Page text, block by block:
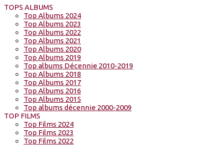
TOPS ALBUMS
Top Albums 2024
Top Albums 2023
Top Albums 2022
Top Albums 2021
Top Albums 2020
Top Albums 2019
Top albums Décennie 2010-2019
Top Albums 2018
Top Albums 2017
Top Albums 2016
Top Albums 2015
Top albums décennie 2000-2009
TOP FILMS
Top Films 2024
Top Films 2023
Top Films 2022